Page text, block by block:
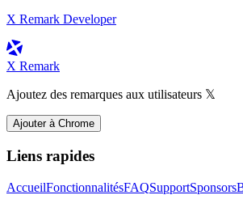
X Remark Developer
X Remark
Ajoutez des remarques aux utilisateurs 𝕏
Ajouter à Chrome
Liens rapides
AccueilFonctionnalitésFAQSupportSponsors